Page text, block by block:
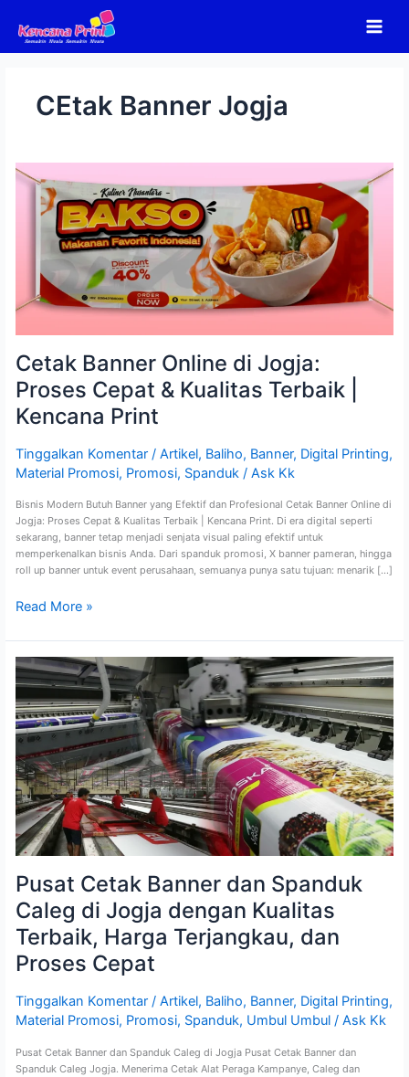
konten
CEtak Banner Jogja
Cetak Banner Online di Jogja:
Proses Cepat & Kualitas Terbaik |
Kencana Print
Tinggalkan Komentar / Artikel, Baliho, Banner, Digital Printing,
Material Promosi, Promosi, Spanduk/ Ask Kk
Bisnis Modern Butuh Banner yang Efektif dan Profesional Cetak Banner Online di
Jogja: Proses Cepat & Kualitas Terbaik | Kencana Print. Di era digital seperti
sekarang, banner tetap menjadi senjata visual paling efektif untuk
memperkenalkan bisnis Anda. Dari spanduk promosi, X banner pameran, hingga
roll up banner untuk event perusahaan, semuanya punya satu tujuan: menarik […]
Cetak
Banner
Online
Proses
Cepat
Kualitas
|
Kencana
Print
Read More »
Pusat Cetak Banner dan Spanduk
Caleg di Jogja dengan Kualitas
Terbaik, Harga Terjangkau, dan
Proses Cepat
Tinggalkan Komentar / Artikel, Baliho, Banner, Digital Printing,
Material Promosi, Promosi, Spanduk, Umbul Umbul/ Ask Kk
Pusat Cetak Banner dan Spanduk Caleg di Jogja Pusat Cetak Banner dan
Spanduk Caleg Jogja. Menerima Cetak Alat Peraga Kampanye, Caleg dan
Pusat
Cetak
Banner
dan
Spanduk
Caleg
di
Jogja
dengan
Kualitas
Terbaik,
Harga
Terjangkau,
dan
Proses
Cepat